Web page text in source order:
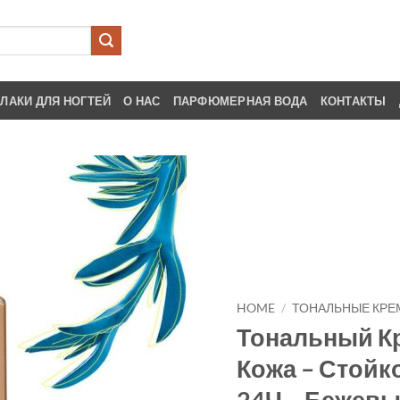
ЛАКИ ДЛЯ НОГТЕЙ О НАС ПАРФЮМЕРНАЯ ВОДА КОНТАКТЫ
HOME / ТОНАЛЬНЫЕ
Тональный
Кожа –